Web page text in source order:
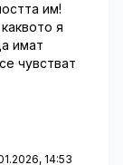
им!
я
имат
чувстват
14:53